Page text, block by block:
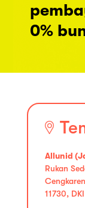
0%
Allunid
Rukan
11730,